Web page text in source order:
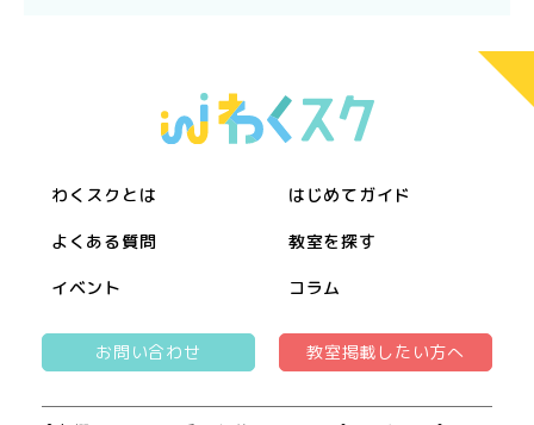
わくスクとは はじめてガイド
よくある質問 教室を探す
イベント コラム
お問い合わせ 教室掲載したい方へ